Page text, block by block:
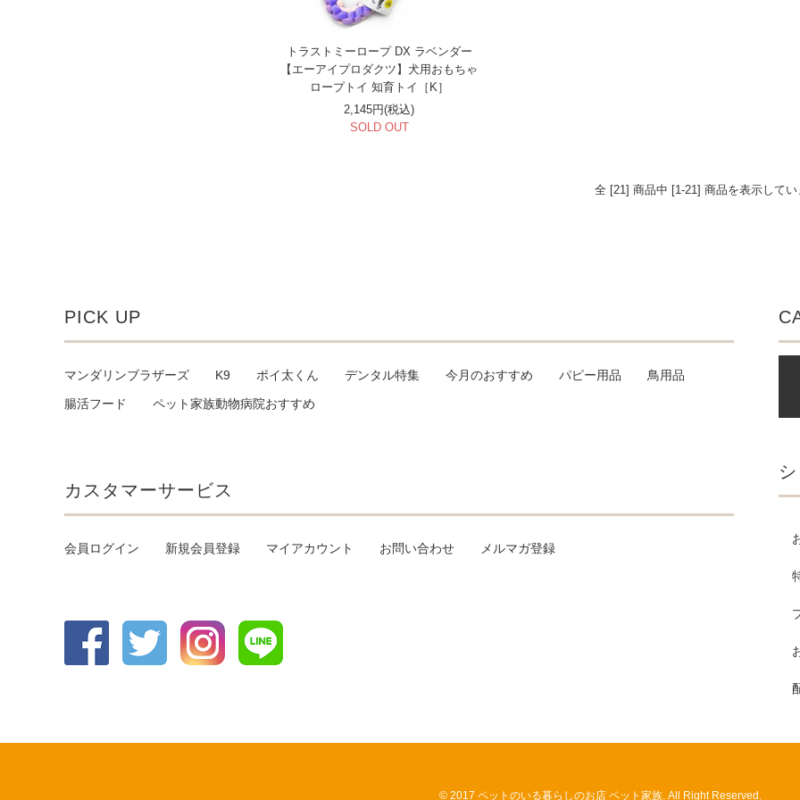
トラストミーロープ DX ラベンダー
【エーアイプロダクツ】犬用おもちゃ
ロープトイ 知育トイ［K］
2,145円(税込)
SOLD OUT
全 [21] 商品中 [1-21] 商品を表示してい
PICK UP
マンダリンブラザーズ K9 ポイ太くん デンタル特集 今月のおすすめ パピー用品
鳥用品
腸活フード
ペット家族動物病院おすすめ
カスタマーサービス
会員ログイン 新規会員登録 マイアカウント お問い合わせ メルマガ登録
© 2017 ペットのいる暮らしのお店 ペット家族. All Right Reserved.